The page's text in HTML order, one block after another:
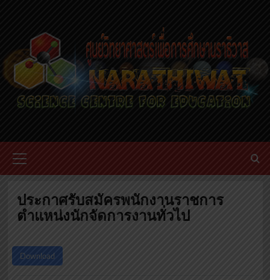
content
Menu
ประกาศรับสมัครพนักงานราชการ
ตำแหน่งนักจัดการงานทั่วไป
Download